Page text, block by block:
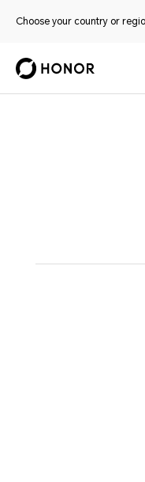
Choose your country or